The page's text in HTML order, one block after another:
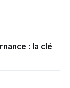
: la clé